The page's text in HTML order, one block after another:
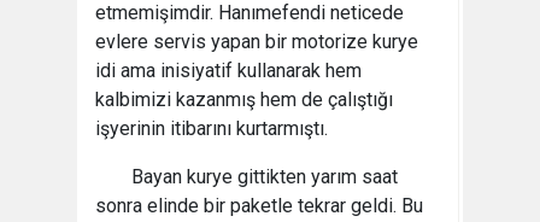
etmemişimdir. Hanımefendi neticede
evlere servis yapan bir motorize kurye
idi ama inisiyatif kullanarak hem
kalbimizi kazanmış hem de çalıştığı
işyerinin itibarını kurtarmıştı.
Bayan kurye gittikten yarım saat
sonra elinde bir paketle tekrar geldi. Bu